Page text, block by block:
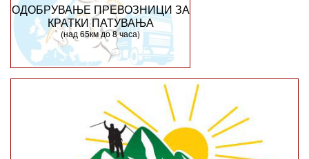
ОДОБРУВАЊЕ ПРЕВОЗНИЦИ ЗА
КРАТКИ ПАТУВАЊА
(над 65км до 8 часа)